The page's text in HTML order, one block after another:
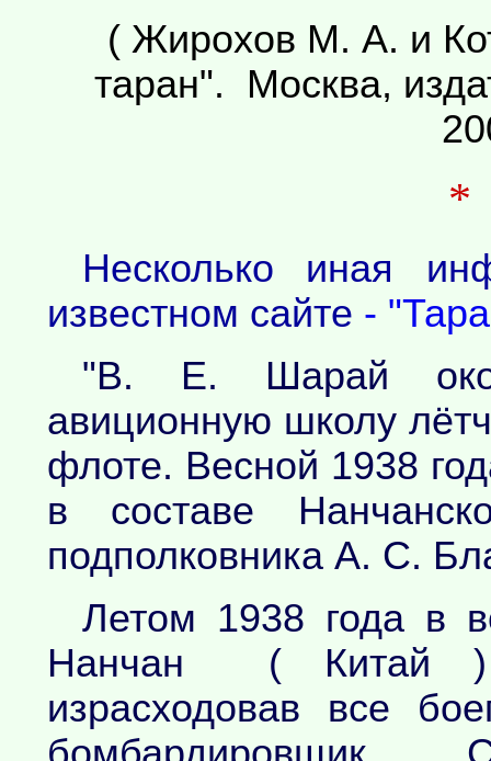
( Жирохов М. А. и
таран". Москва,
Несколько иная
известном сайте -
"В. Е. Шарай
авиционную школу
флоте. Весной 1938
в составе
подполковника А. С.
Летом 1938 года в
Нанчан ( Китай )
израсходовав все